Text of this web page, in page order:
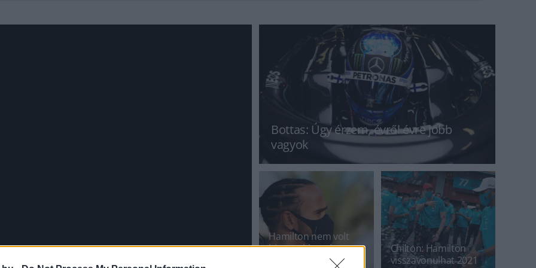
Bottas: Úgy érzem, évről évre jobb
vagyok
Hamilton nem volt
biztos abban, hogy a
Mercedes projektje
Chilton: Hamilton
visszavonulhat 2021